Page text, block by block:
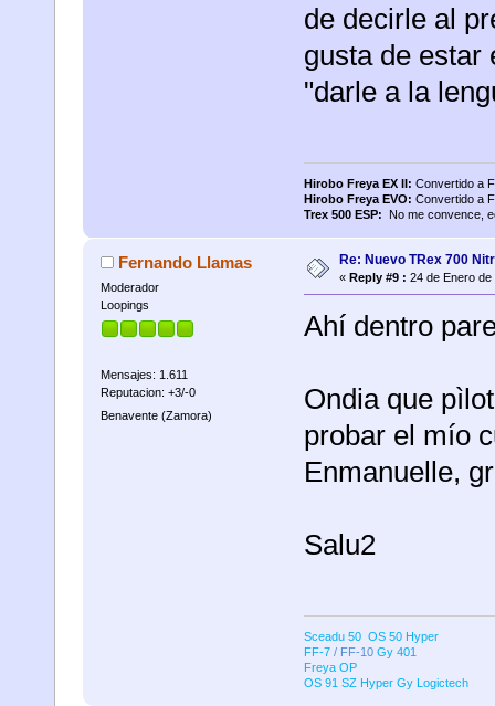
de decirle al
gusta de estar
"darle a la
Hirobo Freya EX II: Convertido a
Hirobo Freya EVO: Convertido a
Trex 500 ESP: No me convence,
Fernando Llamas
Moderador
Loopings
Mensajes: 1.611
Reputacion: +3/-0
Benavente (Zamora)
Re: Nuevo TRex 700
« Reply #9 : 24 de Enero de
Ahí dentro
Ondia que
probar el mío
Enmanuelle,
Salu2
Sceadu 50 OS 50 Hyper
FF-7 / FF-10 Gy 401
Freya OP
OS 91 SZ Hyper Gy Logictech